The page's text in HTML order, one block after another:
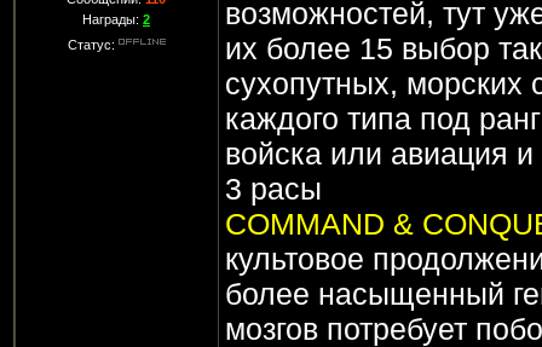
Награды: 2
Статус:
возможностей, тут
их более 15 выбор
сухопутных, морских
каждого типа под
войска или авиация и
3 расы
COMMAND &
культовое
более насыщенный
мозгов потребует